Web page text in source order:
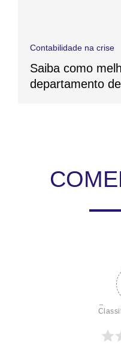
Contabilidade na crise
Saiba como
departamento